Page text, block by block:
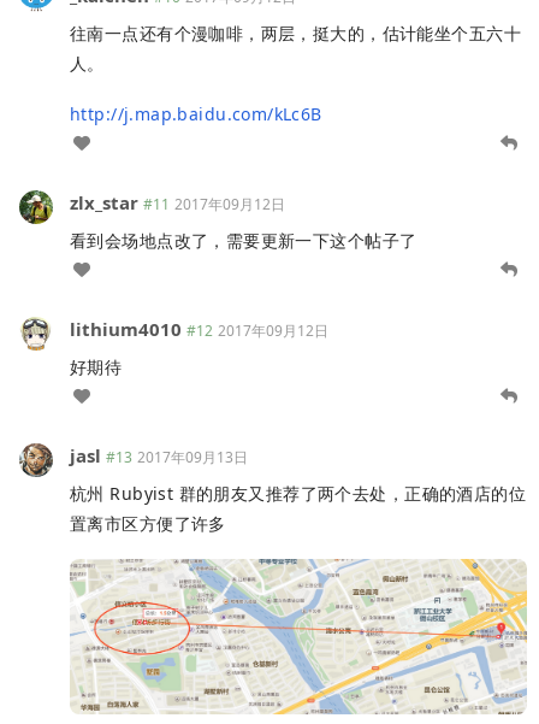
往南一点还有个漫咖啡，两层，挺大的，估计能坐个五六十
人。
http://j.map.baidu.com/kLc6B
zlx_star #11 2017年09月12日
看到会场地点改了，需要更新一下这个帖子了
lithium4010 #12 2017年09月12日
好期待
jasl #13 2017年09月13日
杭州 Rubyist 群的朋友又推荐了两个去处，正确的酒店的位
置离市区方便了许多